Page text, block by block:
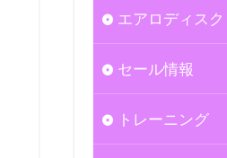
エアロディス
セール情報
トレーニング